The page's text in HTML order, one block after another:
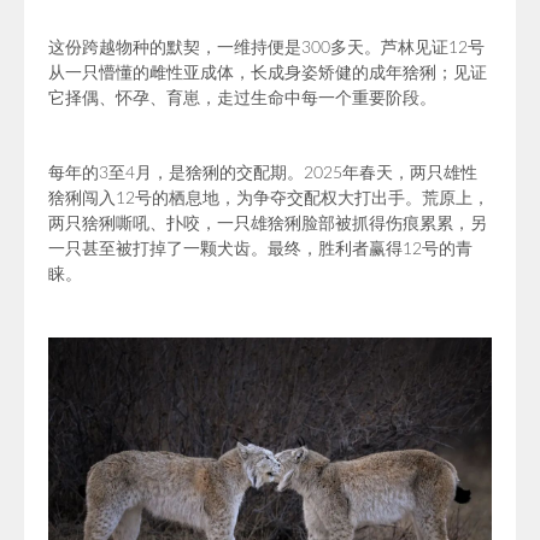
这份跨越物种的默契，一维持便是300多天。芦林见证12号
从一只懵懂的雌性亚成体，长成身姿矫健的成年猞猁；见证
它择偶、怀孕、育崽，走过生命中每一个重要阶段。
每年的3至4月，是猞猁的交配期。2025年春天，两只雄性
猞猁闯入12号的栖息地，为争夺交配权大打出手。荒原上，
两只猞猁嘶吼、扑咬，一只雄猞猁脸部被抓得伤痕累累，另
一只甚至被打掉了一颗犬齿。最终，胜利者赢得12号的青
睐。